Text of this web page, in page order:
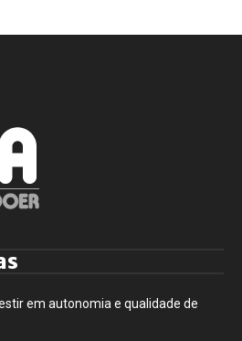
em autonomia e qualidade de